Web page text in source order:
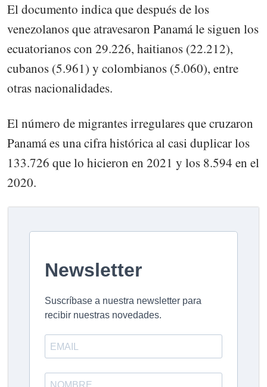
El documento indica que después de los
venezolanos que atravesaron Panamá le siguen los
ecuatorianos con 29.226, haitianos (22.212),
cubanos (5.961) y colombianos (5.060), entre
otras nacionalidades.
El número de migrantes irregulares que cruzaron
Panamá es una cifra histórica al casi duplicar los
133.726 que lo hicieron en 2021 y los 8.594 en el
2020.